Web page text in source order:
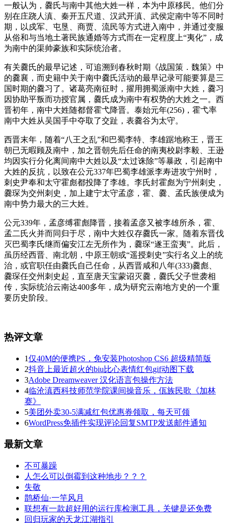
一般认为，爨氏与南中其他大姓一样，本为中原移民。他们分
别在庄跷人滇、秦开五尺道、汉武开滇、武侯定南中等不同时
期，以戍军、屯垦、商贾、流民等方式进入南中，并通过变服
从俗和与当地土著民族通婚等方式而在一定程度上“夷化”，成
为南中的渠帅豪族和实际统治者。
有关爨氏的最早记述，可追溯到春秋时期《战国策．魏策》中
的爨襄，而史籍中关于南中爨氏活动的最早记录可能要算是三
国时期的爨习了。诸葛亮南征时，擢用拥蜀派南中大姓，爨习
因协助平叛而功授官属，爨氏成为南中有权势的大姓之一。西
晋初年，南中大姓随都督霍弋降晋。泰始元年(256)，霍弋率
南中大姓从吴国手中夺取了交趾，表爨谷为太守。
西晋末年，随着“八王之乱”和巴蜀李特、李雄踞地称王，晋王
朝已无暇顾及南中，加之晋朝先后任命的南夷校尉李毅、王逊
均因实行分化离间南中大姓以及“太过诛除”等暴政，引起南中
大姓的反抗，以致在公元337年巴蜀李雄派李寿进攻宁州时，
刺史尹奉和太守霍彪都投降了李雄。李氏封霍彪为宁州刺史，
爨琛为交州刺史，加上建宁太守孟彦，霍、爨、孟氏族便成为
南中势力最大的三大姓。
公元339年，孟彦缚霍彪降晋，接着孟彦又被李雄所杀，霍、
孟二氏火并而同归于尽，南中大姓仅存爨氏一家。随着东晋伐
灭巴蜀李氏继而偏安江左无所作为，爨琛“遂王蛮夷”。此后，
虽历经西晋、南北朝，中原王朝或“遥授刺史”实行名义上的统
治，或官职任由爨氏自己任命，从西晋咸和八年(333)爨彪、
爨琛任交州刺史起，直至唐天宝蒙诏灭爨，爨氏父子世袭相
传，实际统治云南达400多年，成为研究云南地方史的一个重
要历史阶段。
热评文章
1仅40M的便携PS，免安装Photoshop CS6 超级精简版
2抖音上最近超火的biu比心表情红包gif动图下载
3Adobe Dreamweaver 汉化语言包操作方法
4临沧滇西科技师范学院课间操音乐，佤族民歌《加林
赛》
5美团外卖30-5满减红包优惠券领取，每天可领
6WordPress免插件实现评论回复SMTP发送邮件通知
最新文章
不可暴躁
人怎么可以倒霉到这种地步？？？
失敬
鹊桥仙·一竿风月
联想有一款超好用的运行库检测工具，关键是还免费
回归玩家的天龙江湖指引